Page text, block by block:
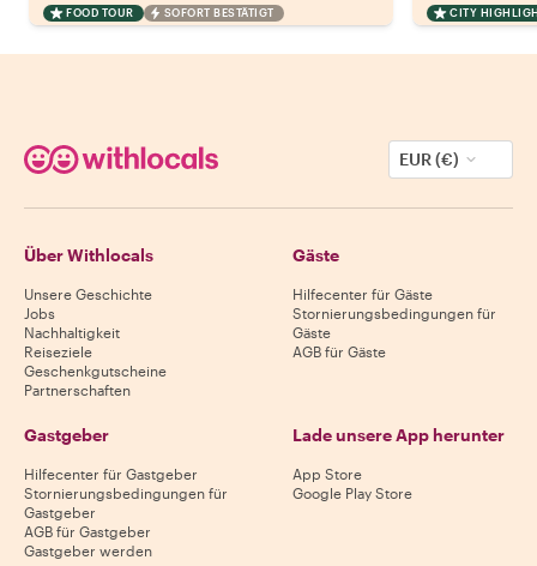
FOOD TOUR SOFORT BESTÄTIGT CITY
EUR (€)
Über Withlocals
Unsere Geschichte
Jobs
Nachhaltigkeit
Reiseziele
Geschenkgutscheine
Partnerschaften
Gäste
Hilfecenter für Gäste
Stornierungsbedingungen für
Gäste
AGB für Gäste
Gastgeber
Hilfecenter für Gastgeber
Stornierungsbedingungen für
Gastgeber
AGB für Gastgeber
Gastgeber werden
Lade unsere App herunter
App Store
Google Play Store